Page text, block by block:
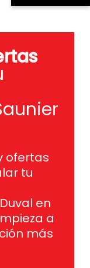
ofertas
tu
en
a
más